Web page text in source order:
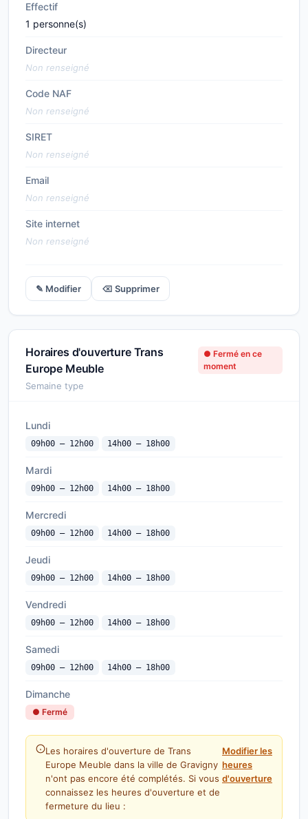
Effectif
1 personne(s)
Directeur
Non renseigné
Code NAF
Non renseigné
SIRET
Non renseigné
Email
Non renseigné
Site internet
Non renseigné
✎ Modifier ⌫ Supprimer
Horaires d'ouverture Trans
Europe Meuble
● Fermé en ce
moment
Semaine type
Lundi
09h00 — 12h00 14h00 — 18h00
Mardi
09h00 — 12h00 14h00 — 18h00
Mercredi
09h00 — 12h00 14h00 — 18h00
Jeudi
09h00 — 12h00 14h00 — 18h00
Vendredi
09h00 — 12h00 14h00 — 18h00
Samedi
09h00 — 12h00 14h00 — 18h00
Dimanche
● Fermé
Les horaires d'ouverture de Trans
Europe Meuble dans la ville de Gravigny
n'ont pas encore été complétés. Si vous
connaissez les heures d'ouverture et de
fermeture du lieu :
Modifier les
heures
d'ouverture